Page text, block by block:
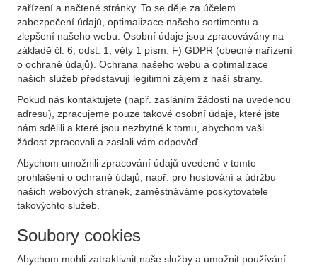
zařízení a načtené stránky. To se děje za účelem
zabezpečení údajů, optimalizace našeho sortimentu a
zlepšení našeho webu. Osobní údaje jsou zpracovávány na
základě čl. 6, odst. 1, věty 1 písm. F) GDPR (obecné nařízení
o ochraně údajů). Ochrana našeho webu a optimalizace
našich služeb představují legitimní zájem z naší strany.
Pokud nás kontaktujete (např. zasláním žádosti na uvedenou
adresu), zpracujeme pouze takové osobní údaje, které jste
nám sdělili a které jsou nezbytné k tomu, abychom vaši
žádost zpracovali a zaslali vám odpověď.
Abychom umožnili zpracování údajů uvedené v tomto
prohlášení o ochraně údajů, např. pro hostování a údržbu
našich webových stránek, zaměstnáváme poskytovatele
takovýchto služeb.
Soubory cookies
Abychom mohli zatraktivnit naše služby a umožnit používání